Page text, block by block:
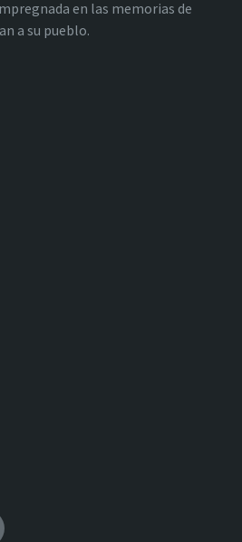
en las memorias de
a su pueblo.